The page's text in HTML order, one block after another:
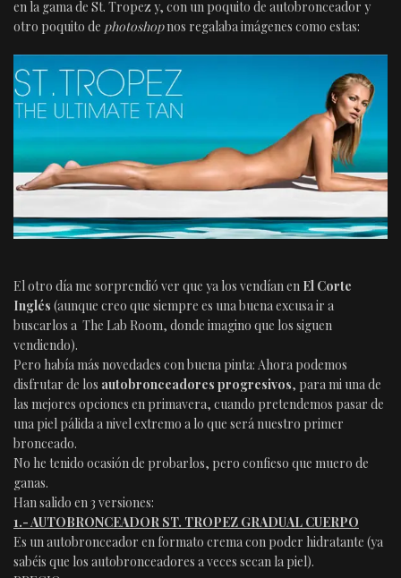
en la gama de St. Tropez y, con un poquito de autobronceador y
otro poquito de photoshopnos regalaba imágenes como estas:
El otro día me sorprendió ver que ya los vendían en El Corte
Inglés (aunque creo que siempre es una buena excusa ir a
buscarlos a The Lab Room, donde imagino que los siguen
vendiendo).
Pero había más novedades con buena pinta: Ahora podemos
disfrutar de los autobronceadores progresivos, para mi una de
las mejores opciones en primavera, cuando pretendemos pasar de
una piel pálida a nivel extremo a lo que será nuestro primer
bronceado.
No he tenido ocasión de probarlos, pero confieso que muero de
ganas.
Han salido en 3 versiones:
1.- AUTOBRONCEADOR ST. TROPEZ GRADUAL CUERPO
Es un autobronceador en formato crema con poder hidratante (ya
sabéis que los autobronceadores a veces secan la piel).